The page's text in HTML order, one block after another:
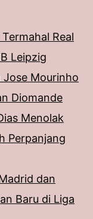
Real
Leipzig
Jose Mourinho
Diomande
Menolak
Perpanjang
dan
Baru di Liga